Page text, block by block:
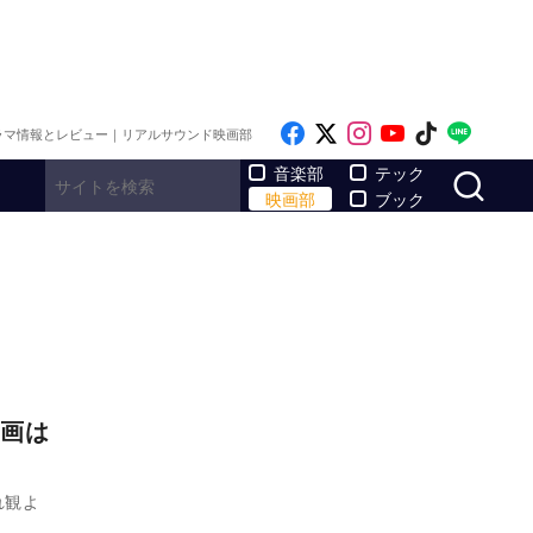
情報とレビュー｜リアルサウンド映画部 Like on Facebook
Follow on x
Follow on
Follow on
Follow
音楽部
映画部
テック
ブック
は
よ